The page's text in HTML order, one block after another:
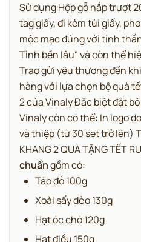
Sử dụng Hộp gỗ nắp trượt
tag giấy, đi kèm túi giấy,
mộc mạc đúng với tinh
Tình bền lâu" và còn thể
Trao gửi yêu thương đến
hàng với lựa chọn bộ quà
2 của Vinaly Đặc biệt đặt bộ
Vinaly còn có thể: In logo
và thiệp (từ 30 set trở lên)
KHANG 2 QUÀ TẶNG TẾT
chuẩngồm có:
Táo đỏ 100g
Xoài sấy dẻo 130g
Hạt óc chó 120g
Hạt điều 150g